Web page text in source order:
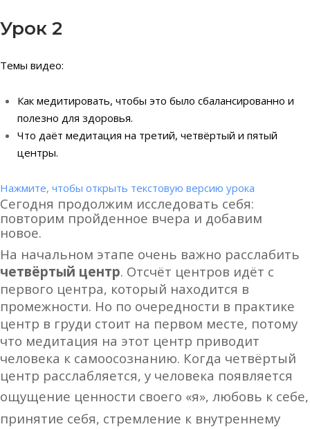
Урок 2
Темы видео:
Как медитировать, чтобы это было сбалансированно и
полезно для здоровья.
Что даёт медитация на третий, четвёртый и пятый
центры.
Нажмите, чтобы открыть текстовую версию урока
Сегодня продолжим исследовать себя:
повторим пройденное вчера и добавим
новое.
На начальном этапе очень важно расслабить
четвёртый центр. Отсчёт центров идёт с
первого центра, который находится в
промежности. Но по очередности в практике
центр в груди стоит на первом месте, потому
что медитация на этот центр приводит
человека к самоосознанию. Когда четвёртый
центр расслабляется, у человека появляется
ощущение ценности своего «я», любовь к себе,
принятие себя, стремление к внутреннему